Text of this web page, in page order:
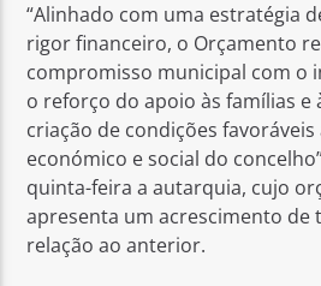
“Alinhado com uma estratégia
rigor financeiro, o Orçamento
compromisso municipal com o
o reforço do apoio às famílias e
criação de condições
económico e social do
quinta-feira a autarquia, cujo
apresenta um acrescimento de
relação ao anterior.